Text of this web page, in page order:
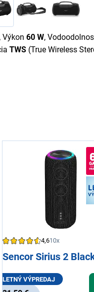
, Výkon 60 W,
TWS (True Wireless
4,610x
Sencor Sirius 2
LETNÝ VÝPREDAJ